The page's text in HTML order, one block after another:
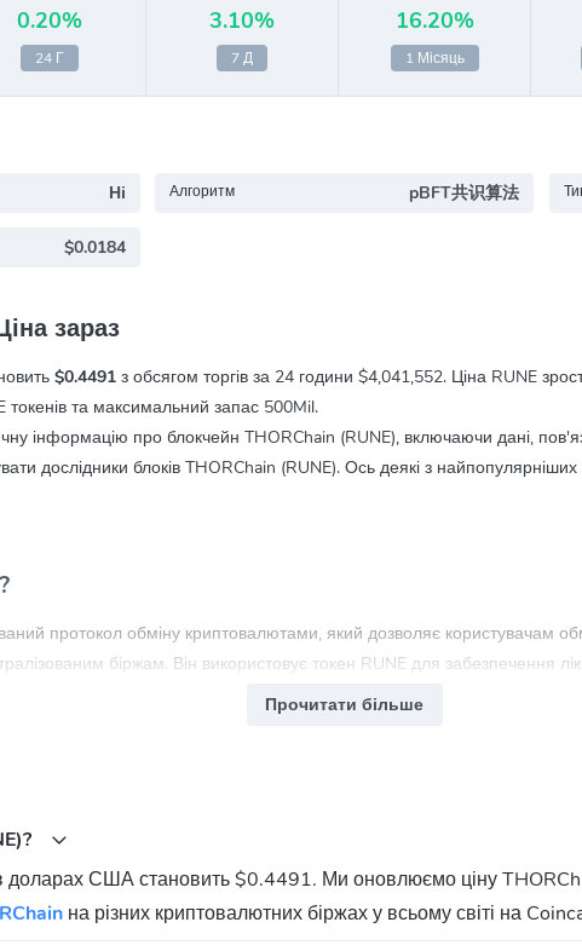
0.20%
24 Г
3.10%
7 Д
16.20%
1 Місяць
Ні Алгоритм pBFT共识算法
$0.0184
зараз
$0.4491 з обсягом торгів за 24 години $4,041,552. Ціна RUNE
токенів та максимальний запас 500Mil.
інформацію про блокчейн THORChain (RUNE), включаючи дані,
дослідники блоків THORChain (RUNE). Ось деякі з найпопулярніших
протокол обміну криптовалютами, який дозволяє користувачам
біржам. Він використовує токен RUNE для забезпечення
автоматично обробляє обміни, забезпечуючи високу швидкість та
він використовується?
який використовується для забезпечення ліквідності,
за транзакції та забезпечення безпеки мережі.
Прочитати більше
доларах США становить $0.4491. Ми оновлюємо ціну
на різних криптовалютних біржах у всьому світі на